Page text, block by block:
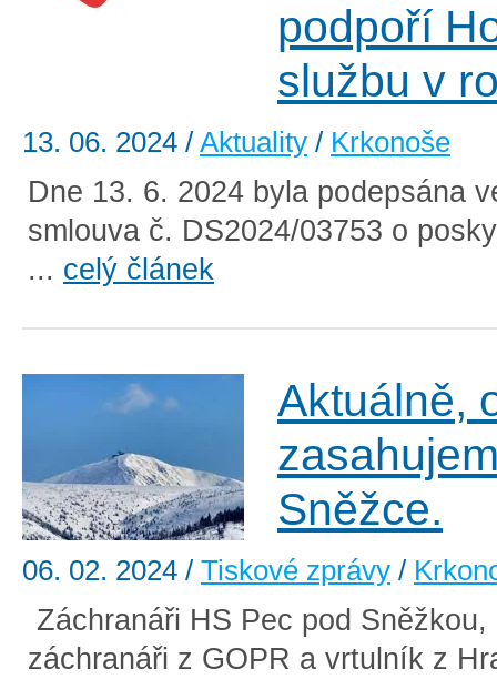
podpoří
službu v
13. 06. 2024 / Aktuality / Krkonoše
Dne 13. 6. 2024 byla podepsána
smlouva č. DS2024/03753 o
... celý článek
Aktuálně,
Sněžce.
06. 02. 2024 / Tiskové zprávy /
Záchranáři HS Pec pod
záchranáři z GOPR a vrtulník z